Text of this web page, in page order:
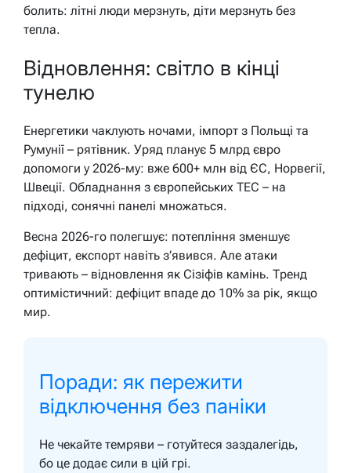
болить: літні люди мерзнуть, діти мерзнуть без
тепла.
Відновлення: світло в кінці
тунелю
Енергетики чаклують ночами, імпорт з Польщі та
Румунії – рятівник. Уряд планує 5 млрд євро
допомоги у 2026-му: вже 600+ млн від ЄС, Норвегії,
Швеції. Обладнання з європейських ТЕС – на
підході, сонячні панелі множаться.
Весна 2026-го полегшує: потепління зменшує
дефіцит, експорт навіть з’явився. Але атаки
тривають – відновлення як Сізіфів камінь. Тренд
оптимістичний: дефіцит впаде до 10% за рік, якщо
мир.
Поради: як пережити
відключення без паніки
Не чекайте темряви – готуйтеся заздалегідь,
бо це додає сили в цій грі.